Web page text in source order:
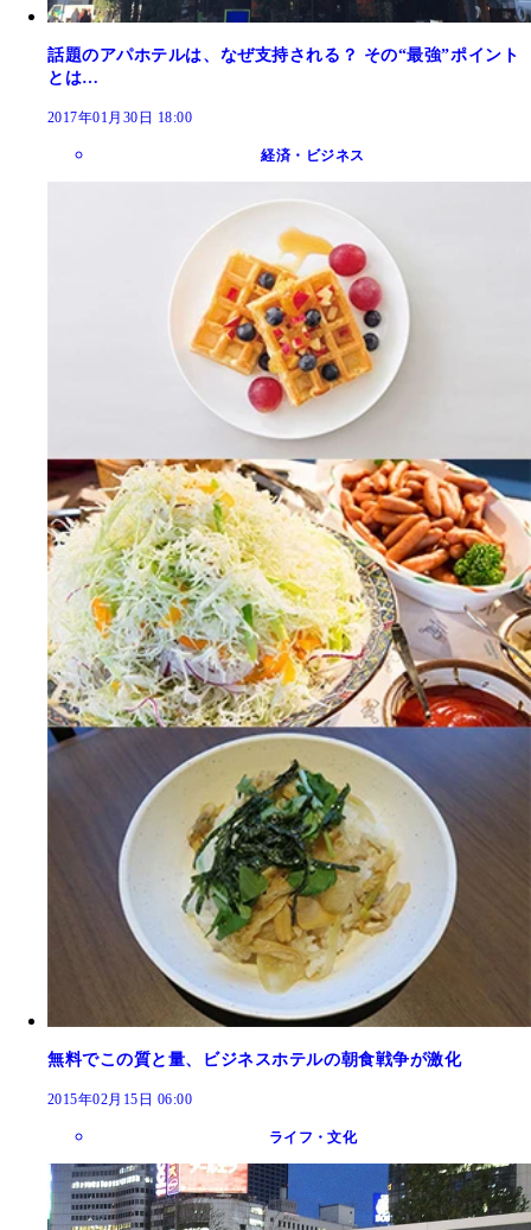
話題のアパホテルは、なぜ支持される？ その“最強”ポイント
とは…
2017年01月30日 18:00
経済・ビジネス
無料でこの質と量、ビジネスホテルの朝食戦争が激化
2015年02月15日 06:00
ライフ・文化